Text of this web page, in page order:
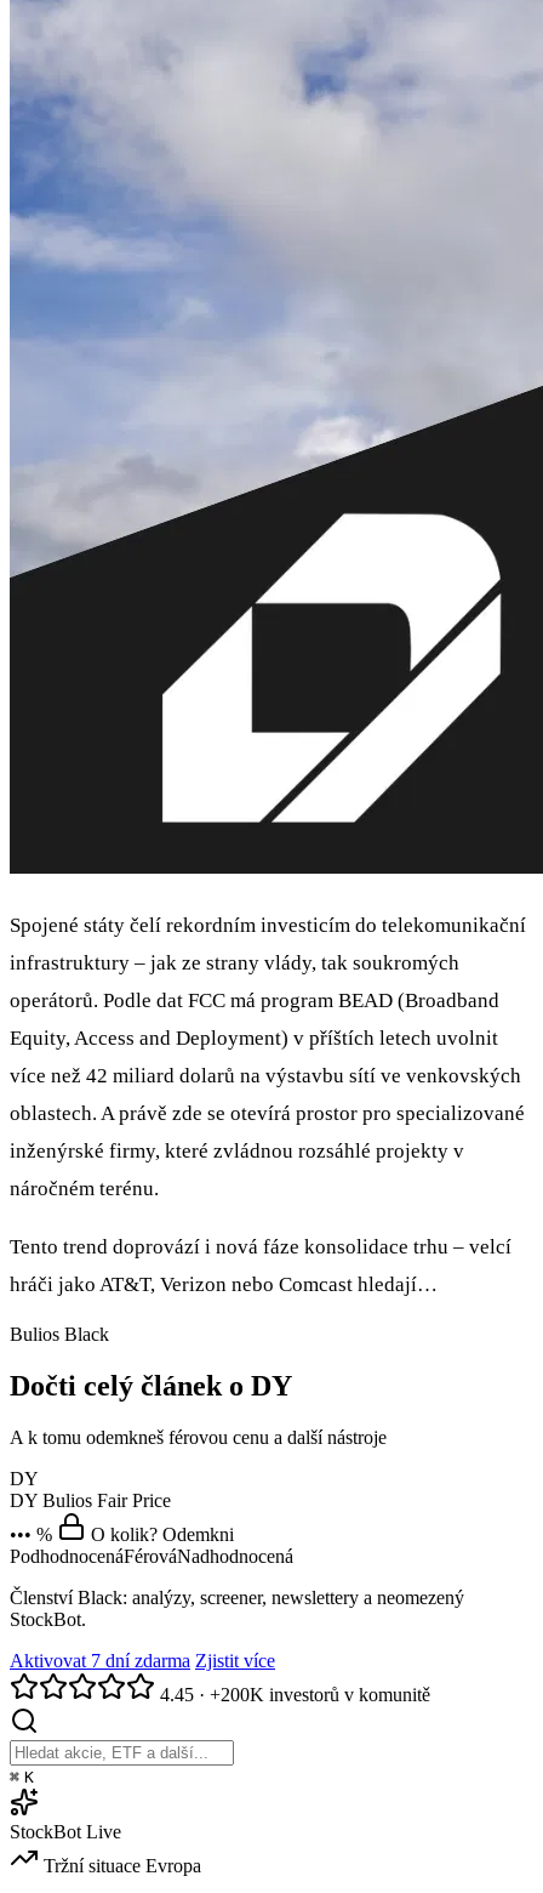
Spojené státy čelí rekordním investicím do telekomunikační
infrastruktury – jak ze strany vlády, tak soukromých
operátorů. Podle dat FCC má program BEAD (Broadband
Equity, Access and Deployment) v příštích letech uvolnit
více než 42 miliard dolarů na výstavbu sítí ve venkovských
oblastech. A právě zde se otevírá prostor pro specializované
inženýrské firmy, které zvládnou rozsáhlé projekty v
náročném terénu.
Tento trend doprovází i nová fáze konsolidace trhu – velcí
hráči jako AT&T, Verizon nebo Comcast hledají…
Bulios Black
Dočti celý článek o DY
A k tomu odemkneš férovou cenu a další nástroje
DY
DY Bulios Fair Price
••• %
O kolik? Odemkni
PodhodnocenáFérováNadhodnocená
Členství Black: analýzy, screener, newslettery a neomezený
StockBot.
Aktivovat 7 dní zdarma Zjistit více
4.45 · +200K investorů v komunitě
⌘ K
StockBot Live
Tržní situace Evropa